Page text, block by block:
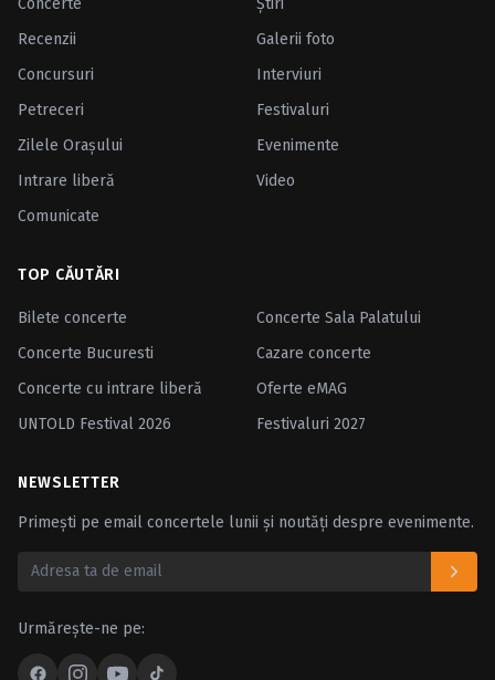
Concerte
Ştiri
Recenzii
Galerii foto
Concursuri
Interviuri
Petreceri
Festivaluri
Zilele Oraşului
Evenimente
Intrare liberă
Video
Comunicate
TOP CĂUTĂRI
Bilete concerte
Concerte Sala Palatului
Concerte Bucuresti
Cazare concerte
Concerte cu intrare liberă
Oferte eMAG
UNTOLD Festival 2026
Festivaluri 2027
NEWSLETTER
Primești pe email concertele lunii și noutăți despre evenimente.
Urmărește-ne pe: